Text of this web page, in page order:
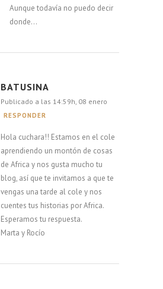
Aunque todavía no puedo decir
donde…
BATUSINA
Publicado a las 14:59h, 08 enero
RESPONDER
Hola cuchara!! Estamos en el cole
aprendiendo un montón de cosas
de Africa y nos gusta mucho tu
blog, así que te invitamos a que te
vengas una tarde al cole y nos
cuentes tus historias por Africa.
Esperamos tu respuesta.
Marta y Rocío